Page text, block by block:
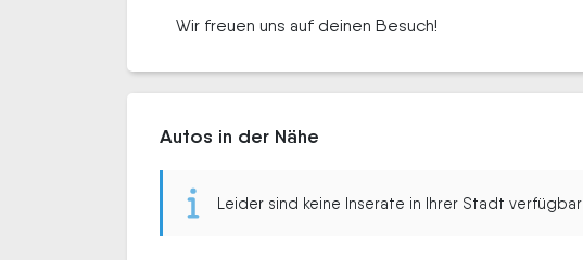
Wir freuen uns auf deinen Besuch!
Autos in der Nähe
Leider sind keine Inserate in Ihrer Stadt verfügbar